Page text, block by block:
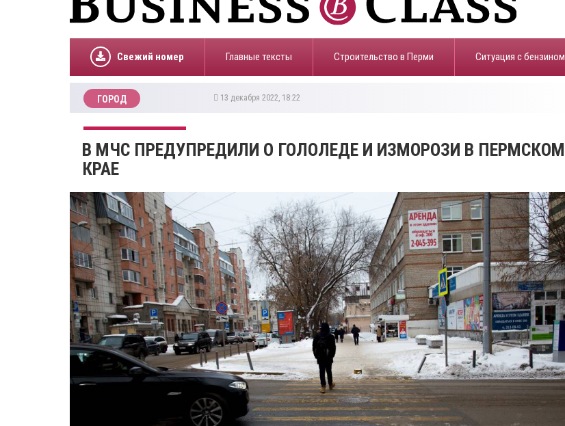
Свежий номер Главные тексты Строительство в Перми ​Ситуация с бензином
ГОРОД 13 декабря 2022, 18:22
​В МЧС ПРЕДУПРЕДИЛИ О ГОЛОЛЕДЕ И ИЗМОРОЗИ В ПЕРМСКОМ
КРАЕ